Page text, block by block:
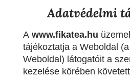
Adatvédelmi
A www.fikatea.hu
tájékoztatja a Weboldal
Weboldal) látogatóit a
kezelése körében